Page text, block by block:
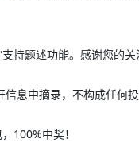
持题述功能。感谢您的关
息中摘录，不构成任何
100%中奖！